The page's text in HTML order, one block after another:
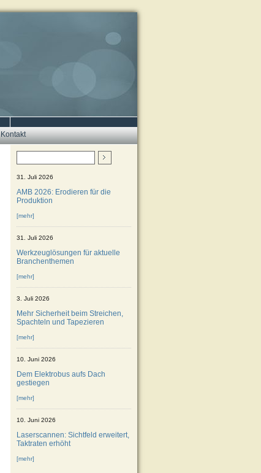
Kontakt
31. Juli 2026
AMB 2026: Erodieren für die
Produktion
[mehr]
31. Juli 2026
Werkzeuglösungen für aktuelle
Branchenthemen
[mehr]
3. Juli 2026
Mehr Sicherheit beim Streichen,
Spachteln und Tapezieren
[mehr]
10. Juni 2026
Dem Elektrobus aufs Dach
gestiegen
[mehr]
10. Juni 2026
Laserscannen: Sichtfeld erweitert,
Taktraten erhöht
[mehr]